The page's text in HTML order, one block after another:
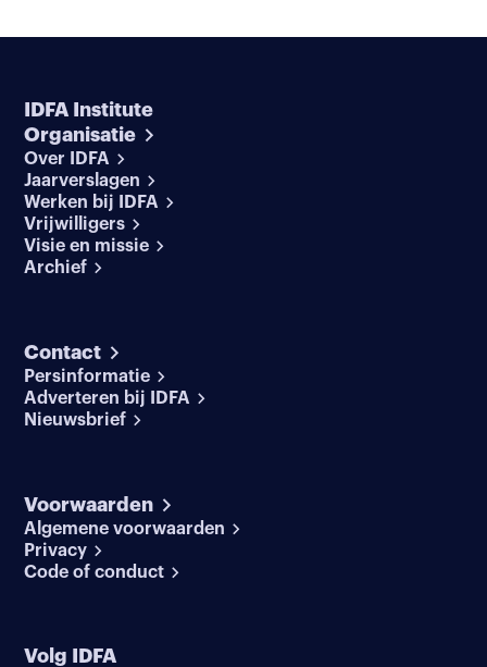
IDFA Institute
Organisatie
Over IDFA
Jaarverslagen
Werken bij IDFA
Vrijwilligers
Visie en missie
Archief
Contact
Persinformatie
Adverteren bij IDFA
Nieuwsbrief
Voorwaarden
Algemene voorwaarden
Privacy
Code of conduct
Volg IDFA